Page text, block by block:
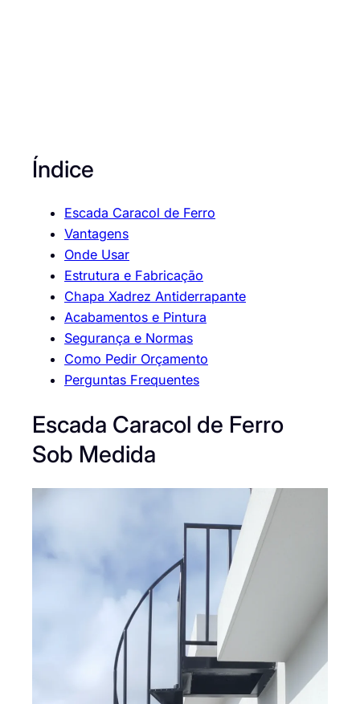
Índice
Escada Caracol de Ferro
Vantagens
Onde Usar
Estrutura e Fabricação
Chapa Xadrez Antiderrapante
Acabamentos e Pintura
Segurança e Normas
Como Pedir Orçamento
Perguntas Frequentes
Escada Caracol de Ferro
Sob Medida